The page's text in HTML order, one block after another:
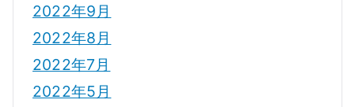
2022年9月
2022年8月
2022年7月
2022年5月